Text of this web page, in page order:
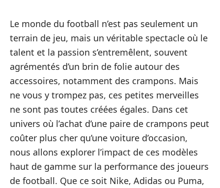
Le monde du football n’est pas seulement un
terrain de jeu, mais un véritable spectacle où le
talent et la passion s’entremêlent, souvent
agrémentés d’un brin de folie autour des
accessoires, notamment des crampons. Mais
ne vous y trompez pas, ces petites merveilles
ne sont pas toutes créées égales. Dans cet
univers où l’achat d’une paire de crampons peut
coûter plus cher qu’une voiture d’occasion,
nous allons explorer l’impact de ces modèles
haut de gamme sur la performance des joueurs
de football. Que ce soit Nike, Adidas ou Puma,